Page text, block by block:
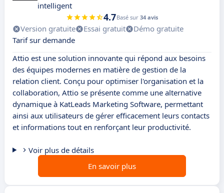
intelligent
4.7Basé sur 34 avis
Version gratuite Essai gratuit
Démo gratuite
Tarif sur demande
Attio est une solution innovante qui répond aux besoins
des équipes modernes en matière de gestion de la
relation client. Conçu pour optimiser l'organisation et la
collaboration, Attio se présente comme une alternative
dynamique à KatLeads Marketing Software, permettant
ainsi aux utilisateurs de gérer efficacement leurs contacts
et informations tout en renforçant leur productivité.
Voir plus de détails
En savoir plus